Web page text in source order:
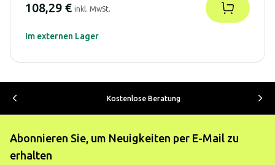
108,29 € inkl. MwSt.
Im externen Lager
Kostenlose Beratung
Abonnieren Sie, um Neuigkeiten per E-Mail zu
erhalten